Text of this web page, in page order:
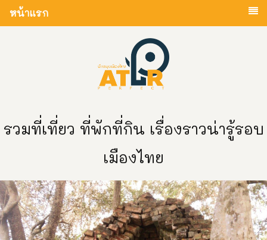
หน้าแรก
รวมที่เที่ยว ที่พักที่กิน เรื่องราวน่ารู้รอบ
เมืองไทย